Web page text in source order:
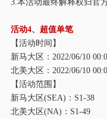
活动4、超值单笔
【活动时间】
新马大区： 2022/06/10
北美大区： 2022/06/10
【活动范围】
新马大区(SEA)：S1-38
北美大区(NA)：S1-49